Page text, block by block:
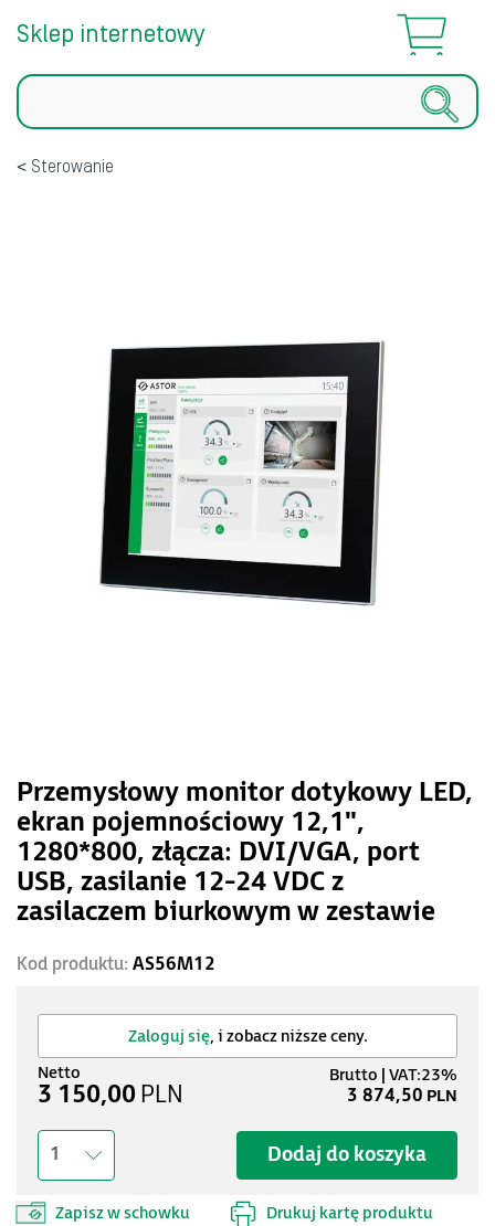
Sklep internetowy
Szukaj
Sterowanie
Przemysłowy monitor dotykowy LED,
ekran pojemnościowy 12,1",
1280*800, złącza: DVI/VGA, port
USB, zasilanie 12-24 VDC z
zasilaczem biurkowym w zestawie
Kod produktu: AS56M12
Zaloguj się, i zobacz niższe ceny.
Dodaj do koszyka
1
Zapisz w schowku Drukuj kartę produktu
3 150,00 PLN 3 874,50 PLN